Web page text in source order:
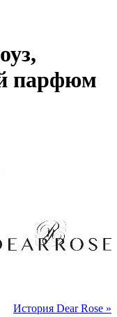
парфюм
История Dear Rose »